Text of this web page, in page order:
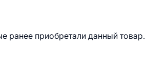
ранее приобретали данный товар.